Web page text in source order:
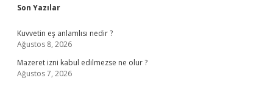
Sidebar
Son Yazılar
Kuvvetin eş anlamlısı nedir ?
Ağustos 8, 2026
Mazeret izni kabul edilmezse ne olur ?
Ağustos 7, 2026